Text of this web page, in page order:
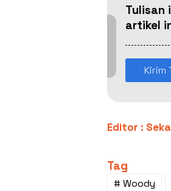
Tulisan
artikel
Kirim
Editor :
Tag
# Woody